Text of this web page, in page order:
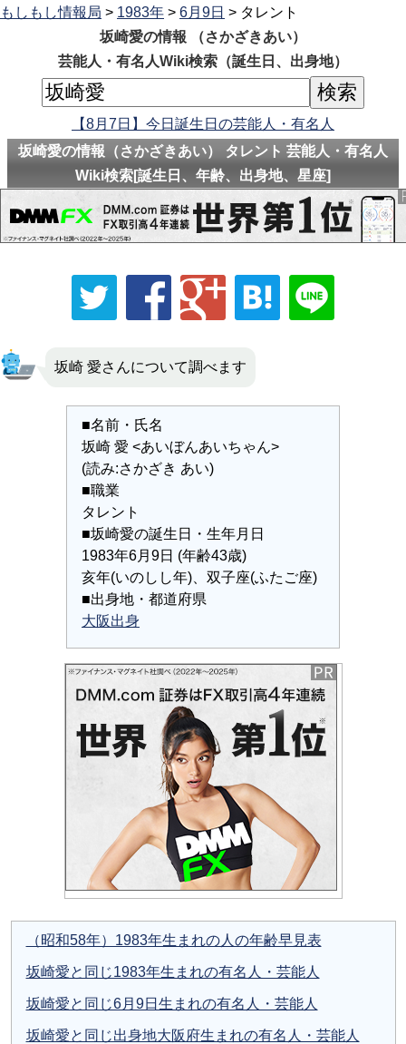
もしもし情報局 > 1983年 > 6月9日 > タレント
坂崎愛の情報 （さかざきあい）
芸能人・有名人Wiki検索（誕生日、出身地）
【8月7日】今日誕生日の芸能人・有名人
坂崎愛の情報（さかざきあい） タレント 芸能人・有名人
Wiki検索[誕生日、年齢、出身地、星座]
坂崎 愛さんについて調べます
■名前・氏名
坂崎 愛 <あいぼんあいちゃん>
(読み:さかざき あい)
■職業
タレント
■坂崎愛の誕生日・生年月日
1983年6月9日 (年齢43歳)
亥年(いのしし年)、双子座(ふたご座)
■出身地・都道府県
大阪出身
（昭和58年）1983年生まれの人の年齢早見表
坂崎愛と同じ1983年生まれの有名人・芸能人
坂崎愛と同じ6月9日生まれの有名人・芸能人
坂崎愛と同じ出身地大阪府生まれの有名人・芸能人